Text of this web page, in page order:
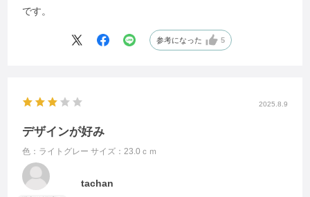
です。
参考になった 5
2025.8.9
デザインが好み
色：ライトグレー サイズ：23.0ｃｍ
tachan